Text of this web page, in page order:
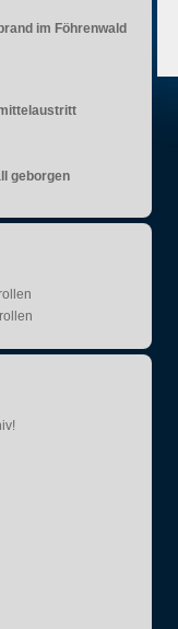
im Föhrenwald
geborgen